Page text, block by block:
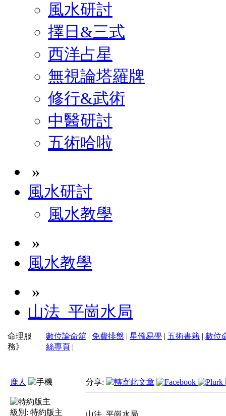
風水研討
擇日&三式
西洋占星
無視論塔羅牌
修行&武術
中醫研討
五術哈啦
»
風水研討
風水教學
»
風水教學
»
山法_平崗水局
命理服
務》
數位論命舘 | 免費排盤 | 星僑易學 | 五術書籍 | 數位
絲專頁 |
鹿人
級別: 特約版主
分享:
山法_平崗水局